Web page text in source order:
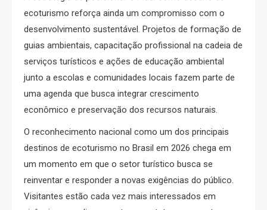
ecoturismo reforça ainda um compromisso com o
desenvolvimento sustentável. Projetos de formação de
guias ambientais, capacitação profissional na cadeia de
serviços turísticos e ações de educação ambiental
junto a escolas e comunidades locais fazem parte de
uma agenda que busca integrar crescimento
econômico e preservação dos recursos naturais.
O reconhecimento nacional como um dos principais
destinos de ecoturismo no Brasil em 2026 chega em
um momento em que o setor turístico busca se
reinventar e responder a novas exigências do público.
Visitantes estão cada vez mais interessados em